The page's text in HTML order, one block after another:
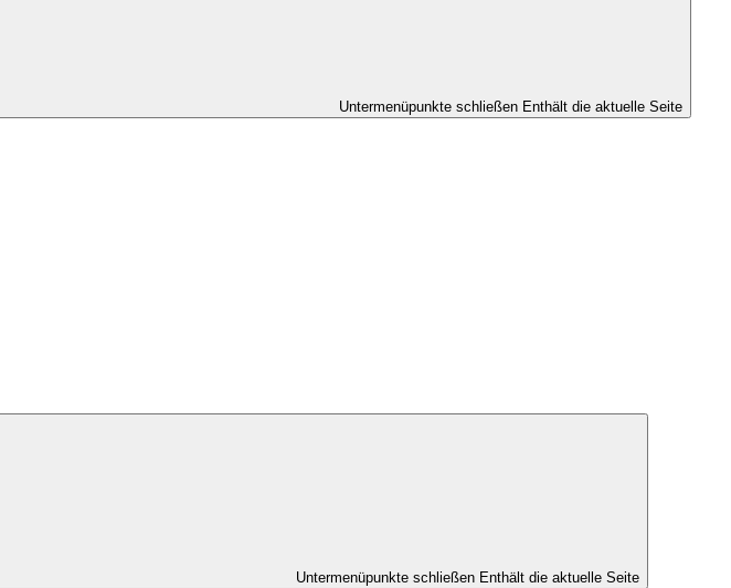
Untermenüpunkte schließen Enthält die aktuelle Seite
Untermenüpunkte schließen Enthält die aktuelle Seite